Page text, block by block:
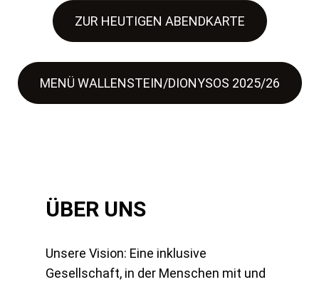
ZUR HEUTIGEN ABENDKARTE
MENÜ WALLENSTEIN/DIONYSOS 2025/26
ÜBER UNS
Unsere Vision: Eine inklusive
Gesellschaft, in der Menschen mit und